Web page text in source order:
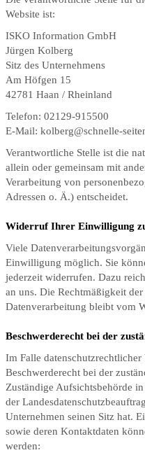
Website ist:
ISKO Information GmbH
Jürgen Kolberg
Sitz des Unternehmens
Am Höfgen 15
42781 Haan / Rheinland
Telefon: 02129-915500
E-Mail: kolberg@schnelle-
Verantwortliche Stelle ist die
allein oder gemeinsam mit
Verarbeitung von
Adressen o. Ä.) entscheidet.
Widerruf Ihrer Einwilligung
Viele
Einwilligung möglich. Sie
jederzeit widerrufen. Dazu
an uns. Die Rechtmäßigkeit
Datenverarbeitung bleibt vom
Beschwerderecht bei der
Im Falle
Beschwerderecht bei der
Zuständige Aufsichtsbehörde
der
Unternehmen seinen Sitz hat.
sowie deren Kontaktdaten
werden: